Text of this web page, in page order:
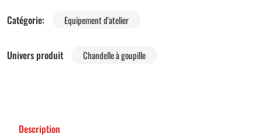
Catégorie:
Equipement d'atelier
Univers produit Chandelle à goupille
Description